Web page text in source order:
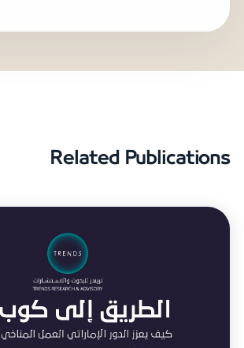
Related Publications